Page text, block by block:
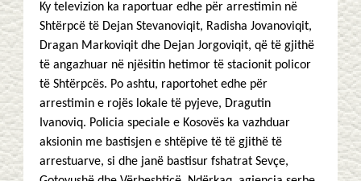
Ky televizion ka raportuar edhe për arrestimin në
Shtërpcë të Dejan Stevanoviqit, Radisha Jovanoviqit,
Dragan Markoviqit dhe Dejan Jorgoviqit, që të gjithë
të angazhuar në njësitin hetimor të stacionit policor
të Shtërpcës. Po ashtu, raportohet edhe për
arrestimin e rojës lokale të pyjeve, Dragutin
Ivanoviq. Policia speciale e Kosovës ka vazhduar
aksionin me bastisjen e shtëpive të të gjithë të
arrestuarve, si dhe janë bastisur fshatrat Sevçe,